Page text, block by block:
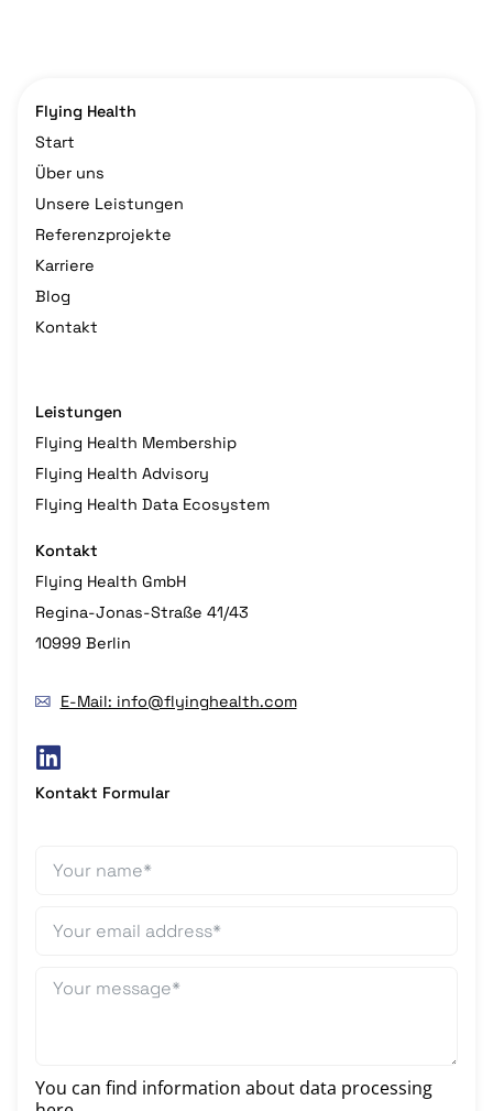
Flying Health
Start
Über uns
Unsere Leistungen
Referenzprojekte
Karriere
Blog
Kontakt
Leistungen
Flying Health Membership
Flying Health Advisory
Flying Health Data Ecosystem
Kontakt
Flying Health GmbH
Regina-Jonas-Straße 41/43
10999 Berlin
E-Mail: info@flyinghealth.com
Kontakt Formular
You can find information about data processing